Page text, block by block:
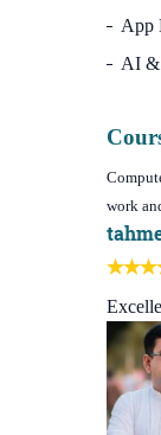
App
AI &
work